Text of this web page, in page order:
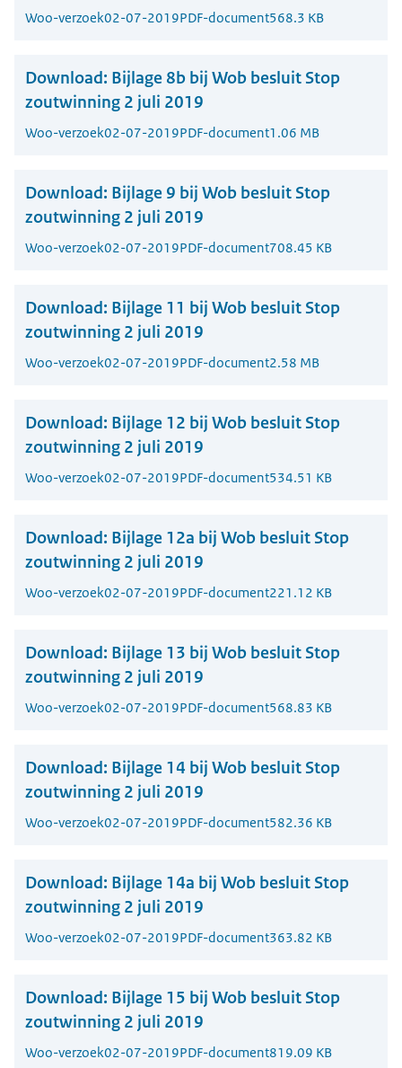
Woo-verzoek02-07-2019PDF-document568.3 KB
Download: Bijlage 8b bij Wob besluit Stop
zoutwinning 2 juli 2019
Woo-verzoek02-07-2019PDF-document1.06 MB
Download: Bijlage 9 bij Wob besluit Stop
zoutwinning 2 juli 2019
Woo-verzoek02-07-2019PDF-document708.45 KB
Download: Bijlage 11 bij Wob besluit Stop
zoutwinning 2 juli 2019
Woo-verzoek02-07-2019PDF-document2.58 MB
Download: Bijlage 12 bij Wob besluit Stop
zoutwinning 2 juli 2019
Woo-verzoek02-07-2019PDF-document534.51 KB
Download: Bijlage 12a bij Wob besluit Stop
zoutwinning 2 juli 2019
Woo-verzoek02-07-2019PDF-document221.12 KB
Download: Bijlage 13 bij Wob besluit Stop
zoutwinning 2 juli 2019
Woo-verzoek02-07-2019PDF-document568.83 KB
Download: Bijlage 14 bij Wob besluit Stop
zoutwinning 2 juli 2019
Woo-verzoek02-07-2019PDF-document582.36 KB
Download: Bijlage 14a bij Wob besluit Stop
zoutwinning 2 juli 2019
Woo-verzoek02-07-2019PDF-document363.82 KB
Download: Bijlage 15 bij Wob besluit Stop
zoutwinning 2 juli 2019
Woo-verzoek02-07-2019PDF-document819.09 KB